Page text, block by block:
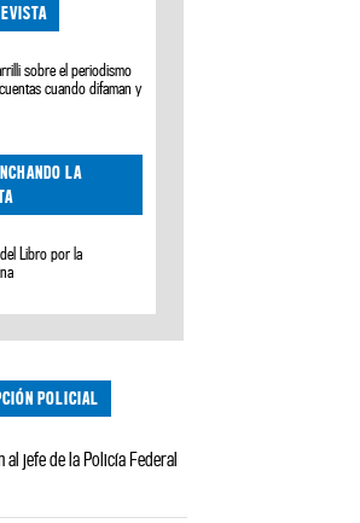
sobre el periodismo
cuando difaman y
LA
Libro por la
POLICIAL
al jefe de la Policía Federal